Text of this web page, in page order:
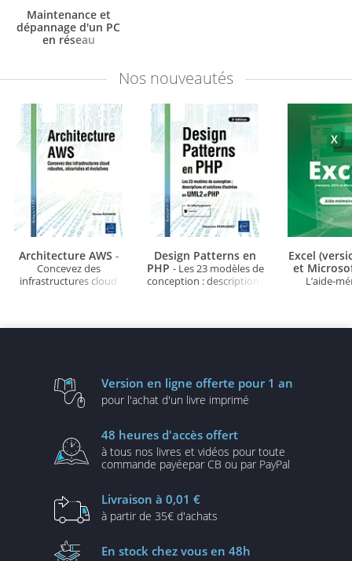
Maintenance et
dépannage d'un PC
en réseau
Nos nouveautés
Architecture AWS -
Concevez des
infrastructures cloud
Design Patterns en
PHP - Les 23 modèles de
conception : descriptions
Excel
et
L’aide-
Version en ligne offerte pour 1 an
pour l'achat d'un livre imprimé
48 heures d'accès offert
à tous nos livres et vidéos pour toute
commande payéepar CB ou par PayPal
Livraison à 0,01 €
à partir de 35€ d'achats
En stock chez vous en 48h